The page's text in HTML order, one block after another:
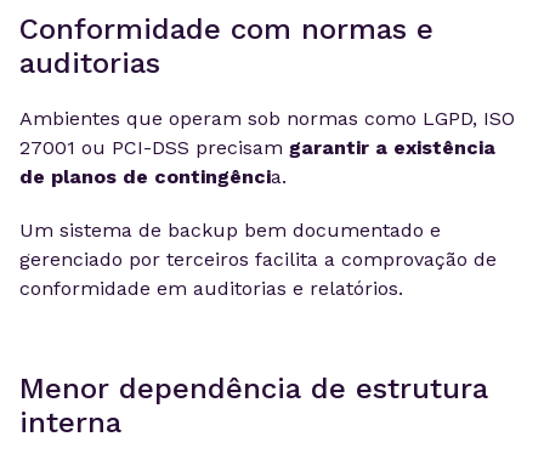
Conformidade com normas e
auditorias
Ambientes que operam sob normas como LGPD, ISO
27001 ou PCI-DSS precisam garantir a existência
de planos de contingência.
Um sistema de backup bem documentado e
gerenciado por terceiros facilita a comprovação de
conformidade em auditorias e relatórios.
Menor dependência de estrutura
interna